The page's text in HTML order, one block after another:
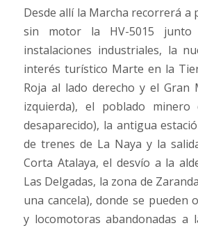
Desde allí la Marcha recorrerá a
sin motor la HV-5015
instalaciones industriales, la
interés turístico Marte en la
Roja al lado derecho y el
izquierda), el poblado
desaparecido), la antigua
de trenes de La Naya y la
Corta Atalaya, el desvío a la
Las Delgadas, la zona de
una cancela), donde se pueden
y locomotoras abandonadas a